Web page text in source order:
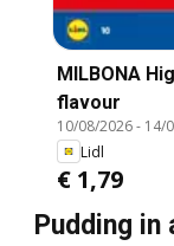
MILBONA
flavour
10/08/2026- 14/
Lidl
€ 1,79
Pudding